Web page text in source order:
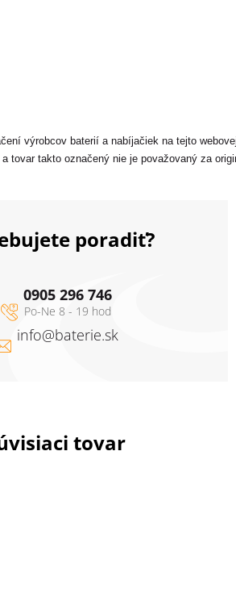
tovar
výrobcov baterií a nabíjačiek na tejto
a tovar takto označený nie je považovaný za
poradiť?
info@baterie.sk
0905 296 746